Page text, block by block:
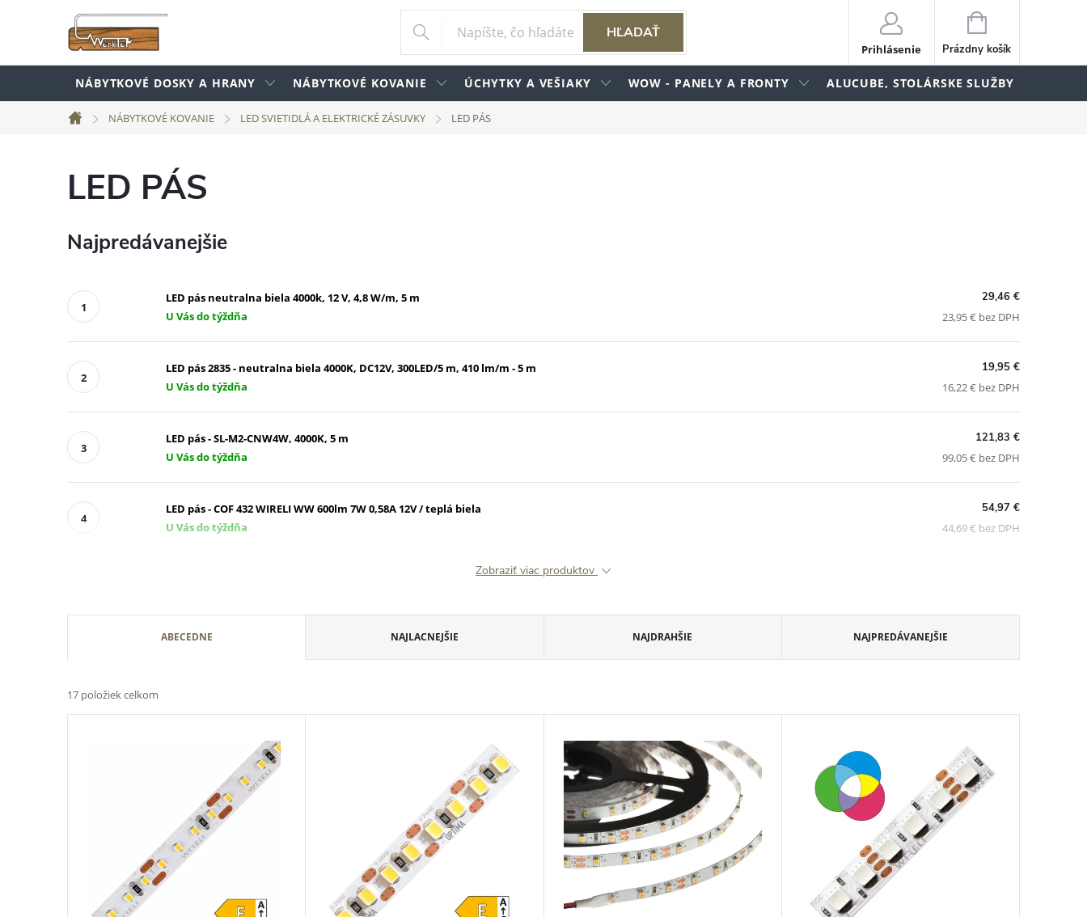
HĽADAŤ
Prihlásenie
NÁKUPNÝ
KOŠÍK
Prázdny košík
NÁBYTKOVÉ DOSKY A HRANY NÁBYTKOVÉ KOVANIE ÚCHYTKY A VEŠIAKY WOW - PANELY A FRONTY ALUCUBE, STOLÁRSKE SLUŽBY
Domov
NÁBYTKOVÉ KOVANIE LED SVIETIDLÁ A ELEKTRICKÉ ZÁSUVKY LED PÁS
LED PÁS
Najpredávanejšie
LED pás neutralna biela 4000k, 12 V, 4,8 W/m, 5 m
U Vás do týždňa
29,46 €
23,95 € bez DPH
LED pás 2835 - neutralna biela 4000K, DC12V, 300LED/5 m, 410 lm/m - 5 m
U Vás do týždňa
19,95 €
16,22 € bez DPH
LED pás - SL-M2-CNW4W, 4000K, 5 m
U Vás do týždňa
121,83 €
99,05 € bez DPH
LED pás - COF 432 WIRELI WW 600lm 7W 0,58A 12V / teplá biela
U Vás do týždňa
54,97 €
44,69 € bez DPH
Zobraziť viac produktov
a
d
ABECEDNE NAJLACNEJŠIE NAJDRAHŠIE NAJPREDÁVANEJŠIE
17 položiek celkom